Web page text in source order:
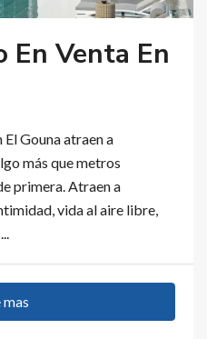
En Venta En
El Gouna atraen a
más que metros
primera. Atraen a
vida al aire libre,
mas